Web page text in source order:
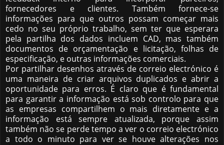
fornecedores e clientes. Também fornece-se
informações para que outros possam começar mais
cedo no seu próprio trabalho, sem ter que esperara
pela partilha dos dados incluem CAD, mas também
documentos de orçamentação e licitação, folhas de
especificação, e outras informações comerciais.
Por partilhar desenhos através de correio electrónico é
uma maneira de criar arquivos duplicados e abrir a
oportunidade para erros. É claro que é fundamental
para garantir a informação está sob controlo para que
as empresas compartilhem o mais diretamente e a
informação está sempre atualizada, porque assim
também não se perde tempo a ver o correio electrónico
a todo o minuto para ver se houve alterações nos